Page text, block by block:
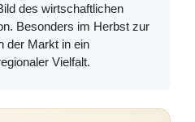
des wirtschaftlichen
Besonders im Herbst zur
der Markt in ein
Vielfalt.